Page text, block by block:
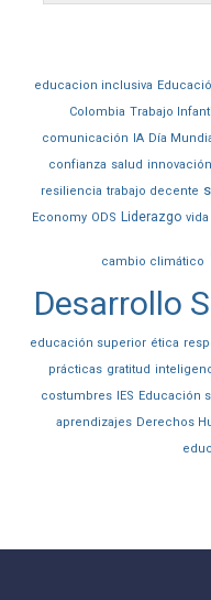
educacion inclusiva
Colombia Trabajo
comunicación IA Día
confianza salud innovación
resiliencia trabajo decente
Economy ODS Liderazgo vida
cambio climático
Desarrollo
educación superior ética
prácticas gratitud
costumbres IES Educación
aprendizajes Derechos